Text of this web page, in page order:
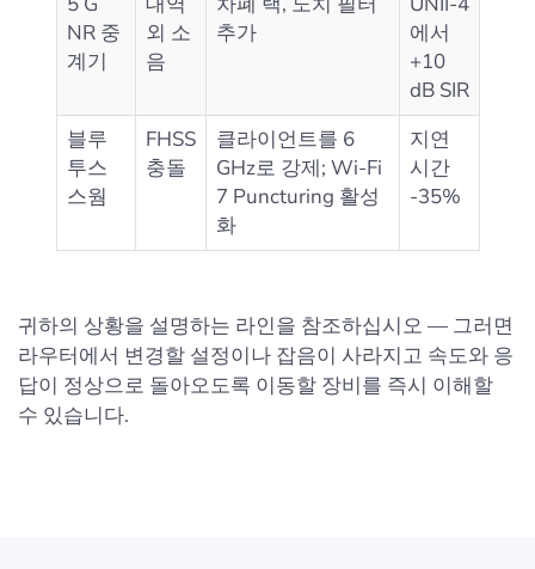
NR 중
계기
외 소
음
추가
에서
+10
dB SIR
블루
투스
스웜
FHSS
충돌
클라이언트를 6
GHz로 강제; Wi‑Fi
7 Puncturing 활성
화
지연
시간
‑35%
귀하의 상황을 설명하는 라인을 참조하십시오 — 그러면
라우터에서 변경할 설정이나 잡음이 사라지고 속도와 응
답이 정상으로 돌아오도록 이동할 장비를 즉시 이해할
수 있습니다.